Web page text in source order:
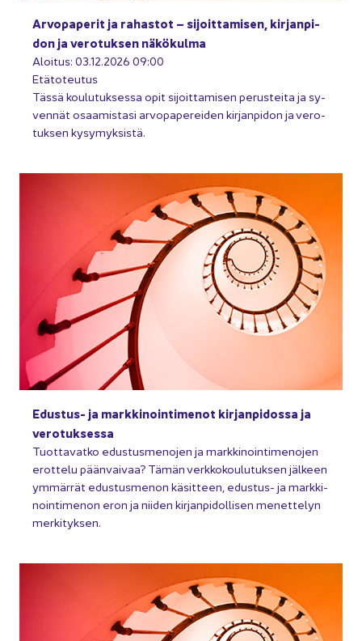
Ar­vo­pa­pe­rit ja ra­has­tot – si­joit­ta­mi­sen, kir­jan­pi­
don ja ve­ro­tuk­sen nä­kö­kul­ma
Aloi­tus: 03.12.2026 09:00
Etä­to­teu­tus
Tässä kou­lu­tuk­ses­sa opit si­joit­ta­mi­sen pe­rus­tei­ta ja sy­
ven­nät osaa­mis­ta­si ar­vo­pa­pe­rei­den kir­jan­pi­don ja ve­ro­
tuk­sen ky­sy­myk­sis­tä.
Edustus-​ ja mark­ki­noin­ti­me­not kir­jan­pi­dos­sa ja
ve­ro­tuk­ses­sa
Tuot­ta­vat­ko edus­tus­me­no­jen ja mark­ki­noin­ti­me­no­jen
erot­te­lu pään­vai­vaa? Tämän verk­ko­kou­lu­tuk­sen jäl­keen
ym­mär­rät edus­tus­me­non kä­sit­teen, edustus-​ ja mark­ki­
noin­ti­me­non eron ja nii­den kir­jan­pi­dol­li­sen me­net­te­lyn
mer­ki­tyk­sen.